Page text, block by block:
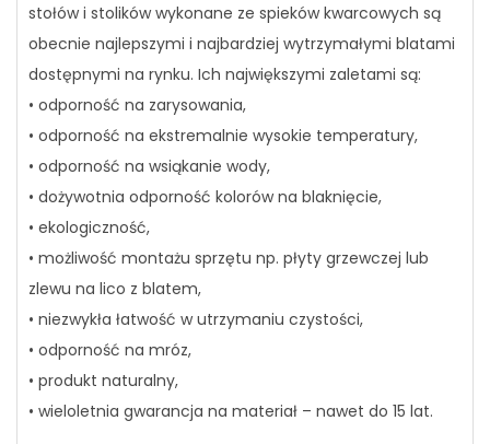
stołów i stolików wykonane ze spieków kwarcowych są
obecnie najlepszymi i najbardziej wytrzymałymi blatami
dostępnymi na rynku. Ich największymi zaletami są:
• odporność na zarysowania,
• odporność na ekstremalnie wysokie temperatury,
• odporność na wsiąkanie wody,
• dożywotnia odporność kolorów na blaknięcie,
• ekologiczność,
• możliwość montażu sprzętu np. płyty grzewczej lub
zlewu na lico z blatem,
• niezwykła łatwość w utrzymaniu czystości,
• odporność na mróz,
• produkt naturalny,
• wieloletnia gwarancja na materiał – nawet do 15 lat.